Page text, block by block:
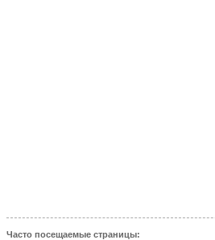
Часто посещаемые страницы: